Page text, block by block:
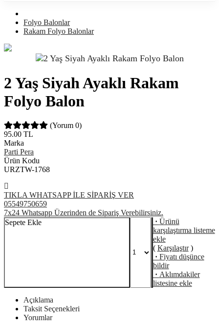
Folyo Balonlar
Rakam Folyo Balonlar
2 Yaş Siyah Ayaklı Rakam
Folyo Balon
(Yorum 0)
95.00 TL
Marka
Parti Pera
Ürün Kodu
URZTW-1768
TIKLA WHATSAPP İLE SİPARİŞ VER
05549750659
7x24 Whatsapp Üzerinden de Sipariş Verebilirsiniz.
Sepete Ekle
· Ürünü
karşılaştırma listeme
ekle
( Karşılaştır)
· Fiyatı düşünce
bildir
· Aklımdakiler
listesine ekle
Açıklama
Taksit Seçenekleri
Yorumlar